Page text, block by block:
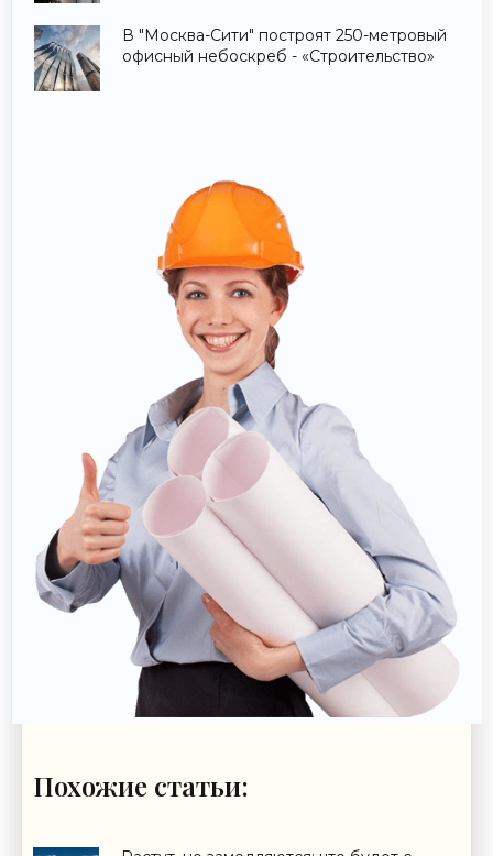
В "Москва-Сити" построят 250-метровый
офисный небоскреб - «Строительство»
Похожие статьи: